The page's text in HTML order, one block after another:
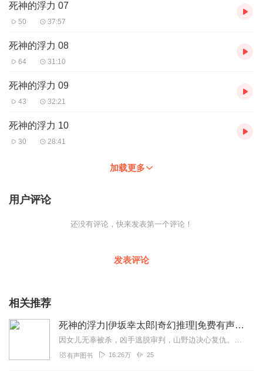
死神的浮力 07
50 37:57
死神的浮力 08
64 31:10
死神的浮力 09
43 32:21
死神的浮力 10
30 28:41
加载更多
用户评论
还没有评论，快来发表第一个评论！
发表评论
相关推荐
死神的浮力|伊坂幸太郎|奇幻推理|免费有声小说
因女儿无辜被杀，凶手逃脱审判，山野边决心复仇。凶手毫无人性，精心布下一个个陷阱。复仇根本没有胜算，仅防守就已经心力交瘁，山野边面临身败名裂的危险，人生沉没在了幽...
有声图书 16.26万 25